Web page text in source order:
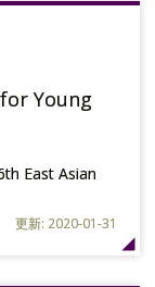
Young
East Asian
更新: 2020-01-31